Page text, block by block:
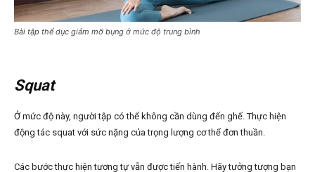
Bài tập thể dục giảm mỡ bụng ở mức độ trung bình
Squat
Ở mức độ này, người tập có thể không cần dùng đến ghế. Thực hiện
động tác squat với sức nặng của trọng lượng cơ thể đơn thuần.
Các bước thực hiện tương tự vẫn được tiến hành. Hãy tưởng tượng bạn